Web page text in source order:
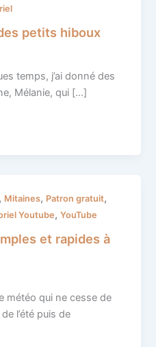
petits hiboux
temps, j’ai donné des
Mélanie, qui […]
, Mitaines, Patron gratuit,
Youtube,YouTube
et rapides à
météo qui ne cesse de
l’été puis de